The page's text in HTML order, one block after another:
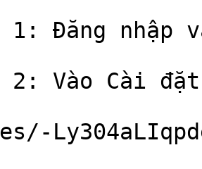
1: Đăng nhập
2: Vào Cài